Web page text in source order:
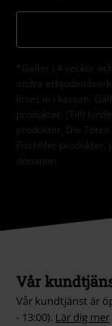
*Gäller i 4 veckor
andra
löses in i kassan.
produkter, (Till)
produkter, Die
Fischfilet-
donation.
Vår
Vår kundtjänst är
- 13:00). Lär dig mer